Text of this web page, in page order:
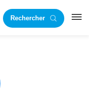
RechercherRST